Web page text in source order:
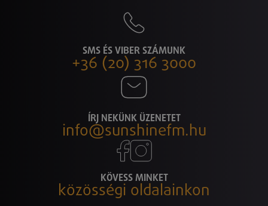
SMS ÉS VIBER SZÁMUNK
+36 (20) 316 3000
ÍRJ NEKÜNK ÜZENETET
info@sunshinefm.hu
KÖVESS MINKET
közösségi oldalainkon